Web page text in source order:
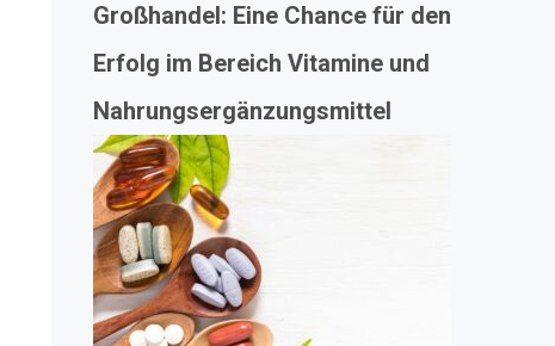
Großhandel: Eine Chance für den
Erfolg im Bereich Vitamine und
Nahrungsergänzungsmittel